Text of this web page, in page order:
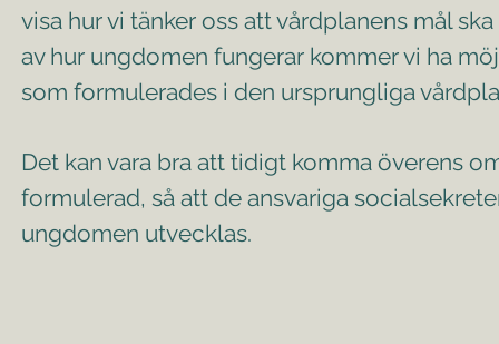
visa hur vi tänker oss att vårdplanens mål
av hur ungdomen fungerar kommer vi ha
som formulerades i den ursprungliga
Det kan vara bra att tidigt komma överens
formulerad, så att de ansvariga
ungdomen utvecklas.